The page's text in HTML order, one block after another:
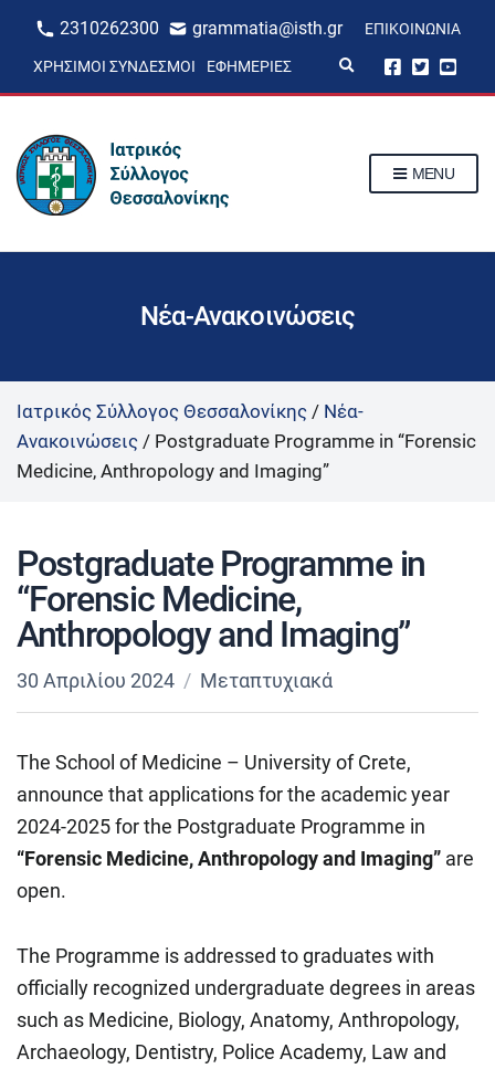
2310262300 grammatia@isth.gr ΕΠΙΚΟΙΝΩΝΊΑ
ΧΡΉΣΙΜΟΙ ΣΎΝΔΕΣΜΟΙ ΕΦΗΜΕΡΊΕΣ
p
m
MENU
Νέα-Ανακοινώσεις
Ιατρικός Σύλλογος Θεσσαλονίκης / Νέα-
Ανακοινώσεις / Postgraduate Programme in “Forensic
Medicine, Anthropology and Imaging”
Postgraduate Programme in
“Forensic Medicine,
Anthropology and Imaging”
30 Απριλίου 2024 Μεταπτυχιακά
The School of Medicine – University of Crete,
announce that applications for the academic year
2024-2025 for the Postgraduate Programme in
“Forensic Medicine, Anthropology and Imaging” are
open.
The Programme is addressed to graduates with
officially recognized undergraduate degrees in areas
such as Medicine, Biology, Anatomy, Anthropology,
Archaeology, Dentistry, Police Academy, Law and